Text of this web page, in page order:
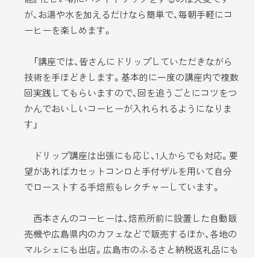
が、お湯や水を加えるだけなら簡単で、毎朝手軽にコ
ーヒーを楽しめます。
「講座では、皆さんにドリップしていただきながら
技術を手ほどきします。基本的に一度の講座内で複数
回実践してもらいますので、回を追うごとにコツをつ
かんでおいしいコーヒーが入れられるようになりま
す」
ドリップ講座は出張にも応じ、1人からでも対応。要
望があればカセットコンロと手付ザルを用いて自分
でローストする手焙煎もレクチャーしています。
西本さんのコーヒーは、焙煎所前に設置した自動販
売機や広島県内のカフェなどで販売するほか、各地の
マルシェにも出店。広島市のふるさと納税返礼品にも